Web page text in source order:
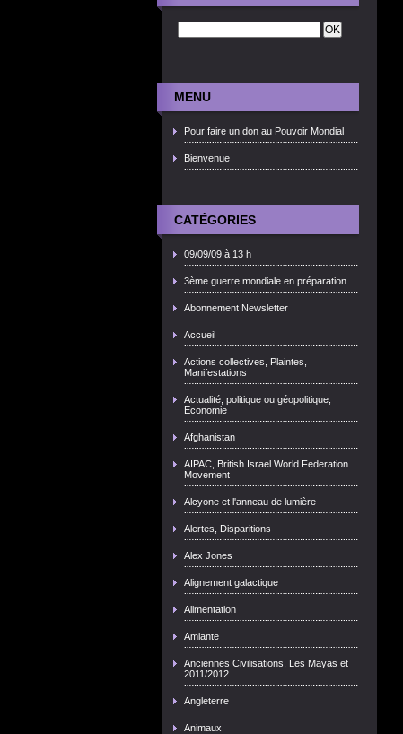
MENU
Pour faire un don au Pouvoir Mondial
Bienvenue
CATÉGORIES
09/09/09 à 13 h
3ème guerre mondiale en préparation
Abonnement Newsletter
Accueil
Actions collectives, Plaintes,
Manifestations
Actualité, politique ou géopolitique,
Economie
Afghanistan
AIPAC, British Israel World Federation
Movement
Alcyone et l'anneau de lumière
Alertes, Disparitions
Alex Jones
Alignement galactique
Alimentation
Amiante
Anciennes Civilisations, Les Mayas et
2011/2012
Angleterre
Animaux